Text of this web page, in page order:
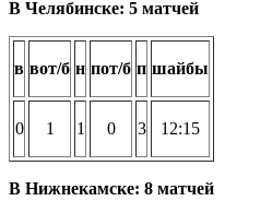
В Челябинске: 5 матчей
в вот/б н пот/б п шайбы
0 1 1 0 3 12:15
В Нижнекамске: 8 матчей